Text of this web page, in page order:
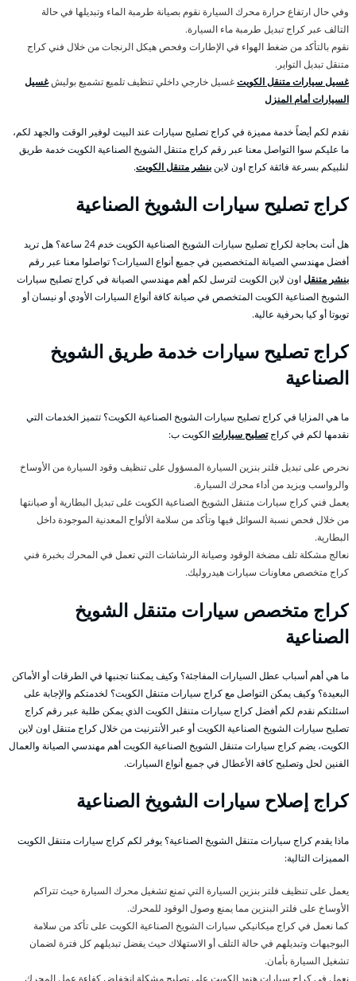
وفي حال ارتفاع حرارة محرك السيارة نقوم بصيانة طرمبة الماء وتبديلها في حالة
التالف عبر كراج تبديل طرمبة ماء السيارة.
نقوم بالتأكد من ضغط الهواء في الإطارات وفحص هيكل الرنجات من خلال فني كراج
متنقل تبديل التواير.
غسيل سيارات متنقل الكويتغسيل خارجي داخلي تنظيف تلميع تشميع بوليشغسيل
السيارات أمام المنزل
نقدم لكم أيضاً خدمة مميزة في كراج تصليح سيارات عند البيت لوفير الوقت والجهد لكم،
ما عليكم سوا التواصل معنا عبر رقم كراج متنقل الشويخ الصناعية الكويت خدمة طريق
لنلبيكم بسرعة فائقة كراج اون لاينبنشر متنقل الكويت.
كراج تصليح سيارات الشويخ الصناعية
هل أنت بحاجة لكراج تصليح سيارات الشويخ الصناعية الكويت خدم 24 ساعة؟ هل تريد
أفضل مهندسي الصيانة المتخصصين في جميع أنواع السيارات؟ تواصلوا معنا عبر رقم
بنشر متنقلاون لاين الكويت لترسل لكم أهم مهندسي الصيانة في كراج تصليح سيارات
الشويخ الصناعية الكويت المتخصص في صيانة كافة أنواع السيارات الأودي أو نيسان أو
تويوتا أو كيا بحرفية عالية.
كراج تصليح سيارات خدمة طريق الشويخ
الصناعية
ما هي المزايا في كراج تصليح سيارات الشويخ الصناعية الكويت؟ تتميز الخدمات التي
نقدمها لكم في كراجتصليح سياراتالكويت ب:
نحرص على تبديل فلتر بنزين السيارة المسؤول على تنظيف وقود السيارة من الأوساخ
والرواسب ويزيد من أداء محرك السيارة.
يعمل فني كراج سيارات متنقل الشويخ الصناعية الكويت على تبديل البطارية أو صيانتها
من خلال فحص نسبة السوائل فيها وتأكد من سلامة الألواح المعدنية الموجودة داخل
البطارية.
نعالج مشكلة تلف مضخة الوقود وصيانة الرشاشات التي تعمل في المحرك بخبرة فني
كراج متخصص معاونات سيارات هيدروليك.
كراج متخصص سيارات متنقل الشويخ
الصناعية
ما هي أهم أسباب عطل السيارات المفاجئة؟ وكيف يمكننا تجنبها في الطرقات أو الأماكن
البعيدة؟ وكيف يمكن التواصل مع كراج سيارات متنقل الكويت؟ لخدمتكم والإجابة على
اسئلتكم نقدم لكم أفضل كراج سيارات متنقل الكويت الذي يمكن طلبة عبر رقم كراج
تصليح سيارات الشويخ الصناعية الكويت أو عبر الأنترنيت من خلال كراج متنقل اون لاين
الكويت، يضم كراج سيارات متنقل الشويخ الصناعية الكويت أهم مهندسي الصيانة والعمال
الفنين لحل وتصليح كافة الأعطال في جميع أنواع السيارات.
كراج إصلاح سيارات الشويخ الصناعية
ماذا يقدم كراج سيارات متنقل الشويخ الصناعية؟ يوفر لكم كراج سيارات متنقل الكويت
المميزات التالية:
يعمل على تنظيف فلتر بنزين السيارة التي تمنع تشغيل محرك السيارة حيث تتراكم
الأوساخ على فلتر البنزين مما يمنع وصول الوقود للمحرك.
كما نعمل في كراج ميكانيكي سيارات الشويخ الصناعية الكويت على تأكد من سلامة
البوجيهات وتبديلهم في حالة التلف أو الاستهلاك حيث يفضل تبديلهم كل فترة لضمان
تشغيل السيارة بأمان.
نعمل في كراج سيارات هنود الكويت على تصليح مشكلة انخفاض كفاءة عمل المحرك